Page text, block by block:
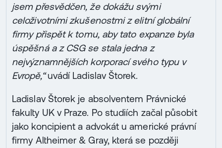
jsem přesvědčen, že dokážu svými
celoživotními zkušenostmi z elitní globální
firmy přispět k tomu, aby tato expanze byla
úspěšná a z CSG se stala jedna z
nejvýznamnějších korporací svého typu v
Evropě,“uvádí Ladislav Štorek.
Ladislav Štorek je absolventem Právnické
fakulty UK v Praze. Po studiích začal působit
jako koncipient a advokát u americké právní
firmy Altheimer & Gray, která se později